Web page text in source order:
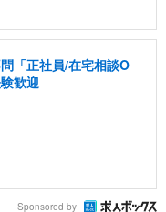
「正社員/在宅相談O
歓迎
Sponsored by